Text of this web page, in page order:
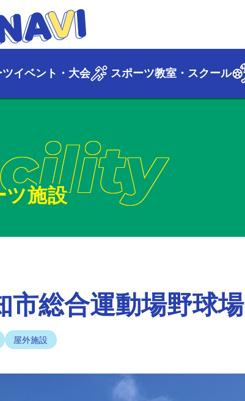
ツイベント・大会 スポーツ教室・スクール
ツ施設
市総合運動場野球場
屋外施設